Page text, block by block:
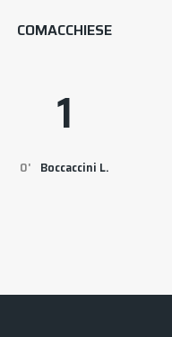
COMACCHIESE
1
0 Boccaccini L.